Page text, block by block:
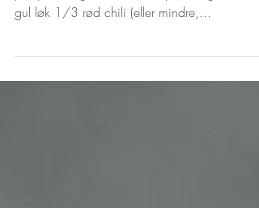
Fyldig, kremete og lett spicy søtpotetsuppe! 2
gul løk 1/3 rød chili (eller mindre,...